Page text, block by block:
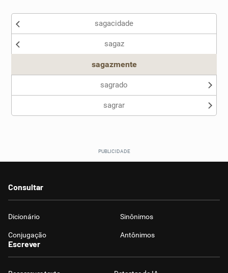
Nenhum dos sinônimos apresentados me ajudou
sagacidade
sagaz
sagazmente
sagrado
sagrar
Consultar
Dicionário Sinônimos
Conjugação Antônimos
Escrever